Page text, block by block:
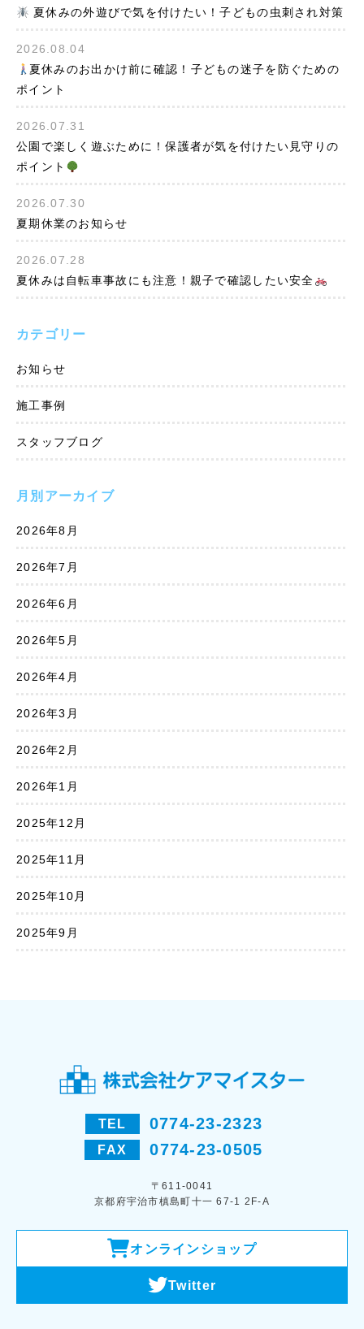
夏休みの外遊びで気を付けたい！子どもの虫刺され対策
2026.08.04
夏休みのお出かけ前に確認！子どもの迷子を防ぐための
ポイント
2026.07.31
公園で楽しく遊ぶために！保護者が気を付けたい見守りの
ポイント
2026.07.30
夏期休業のお知らせ
2026.07.28
夏休みは自転車事故にも注意！親子で確認したい安全
カテゴリー
お知らせ
施工事例
スタッフブログ
月別アーカイブ
2026年8月
2026年7月
2026年6月
2026年5月
2026年4月
2026年3月
2026年2月
2026年1月
2025年12月
2025年11月
2025年10月
2025年9月
TEL 0774-23-2323
FAX 0774-23-0505
〒611-0041
京都府宇治市槙島町十一 67-1 2F-A
オンラインショップ
Twitter